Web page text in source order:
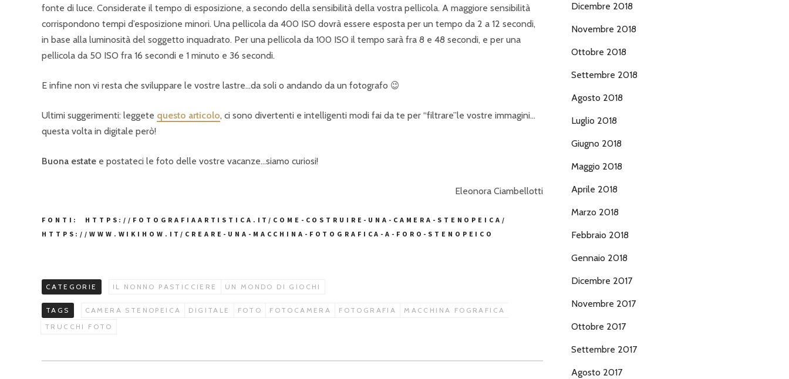
fonte di luce. Considerate il tempo di esposizione, a secondo della sensibilità della vostra pellicola. A maggiore sensibilità
corrispondono tempi d’esposizione minori. Una pellicola da 400 ISO dovrà essere esposta per un tempo da 2 a 12 secondi,
in base alla luminosità del soggetto inquadrato. Per una pellicola da 100 ISO il tempo sarà fra 8 e 48 secondi, e per una
pellicola da 50 ISO fra 16 secondi e 1 minuto e 36 secondi.
E infine non vi resta che sviluppare le vostre lastre…da soli o andando da un fotografo 😉
Ultimi suggerimenti: leggete questo articolo, ci sono divertenti e intelligenti modi fai da te per “filtrare”le vostre immagini…
questa volta in digitale però!
Buona estate e postateci le foto delle vostre vacanze…siamo curiosi!
Eleonora Ciambellotti
FONTI: HTTPS://FOTOGRAFIAARTISTICA.IT/COME-COSTRUIRE-UNA-CAMERA-STENOPEICA/
HTTPS://WWW.WIKIHOW.IT/CREARE-UNA-MACCHINA-FOTOGRAFICA-A-FORO-STENOPEICO
CATEGORIE IL NONNO PASTICCIERE UN MONDO DI GIOCHI
TAGS CAMERA STENOPEICA DIGITALE FOTO FOTOCAMERA FOTOGRAFIA
MACCHINA FOGRAFICA
TRUCCHI FOTO
Dicembre 2018
Novembre 2018
Ottobre 2018
Settembre 2018
Agosto 2018
Luglio 2018
Giugno 2018
Maggio 2018
Aprile 2018
Marzo 2018
Febbraio 2018
Gennaio 2018
Dicembre 2017
Novembre 2017
Ottobre 2017
Settembre 2017
Agosto 2017